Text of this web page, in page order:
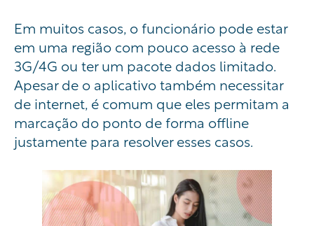
Em muitos casos, o funcionário pode estar
em uma região com pouco acesso à rede
3G/4G ou ter um pacote dados limitado.
Apesar de o aplicativo também necessitar
de internet, é comum que eles permitam a
marcação do ponto de forma offline
justamente para resolver esses casos.